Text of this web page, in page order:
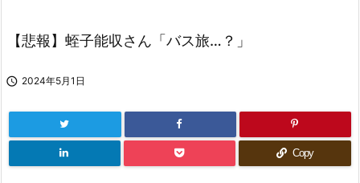
【悲報】蛭子能収さん「バス旅…？」
 2024年5月1日
Copy